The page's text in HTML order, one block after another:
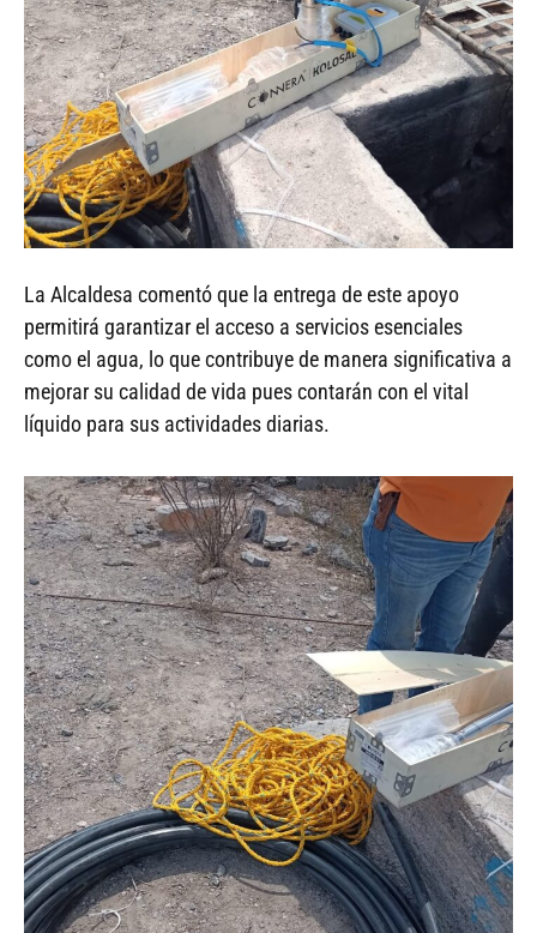
La Alcaldesa comentó que la entrega de este apoyo
permitirá garantizar el acceso a servicios esenciales
como el agua, lo que contribuye de manera significativa a
mejorar su calidad de vida pues contarán con el vital
líquido para sus actividades diarias.